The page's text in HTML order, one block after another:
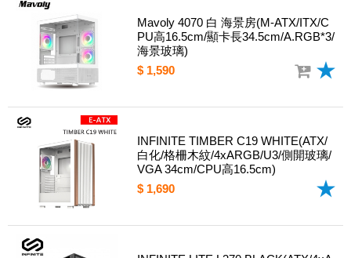
Mavoly 4070 白 海景房(M-ATX/ITX/C
PU高16.5cm/顯卡長34.5cm/A.RGB*3/
海景玻璃)
$ 1,590
INFINITE TIMBER C19 WHITE(ATX/
白化/格柵木紋/4xARGB/U3/側開玻璃/
VGA 34cm/CPU高16.5cm)
$ 1,690